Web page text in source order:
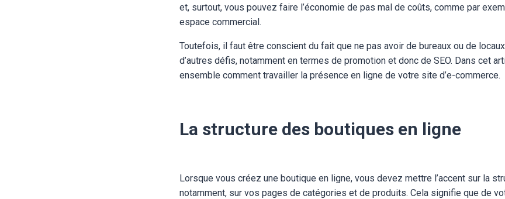
et, surtout, vous pouvez faire l’économie de pas mal de coûts, comme par
espace commercial.
Toutefois, il faut être conscient du fait que ne pas avoir de bureaux ou de
d’autres défis, notamment en termes de promotion et donc de SEO. Dans cet
ensemble comment travailler la présence en ligne de votre site d’e-commerce.
La structure des boutiques en ligne
Lorsque vous créez une boutique en ligne, vous devez mettre l’accent sur la
notamment, sur vos pages de catégories et de produits. Cela signifie que de